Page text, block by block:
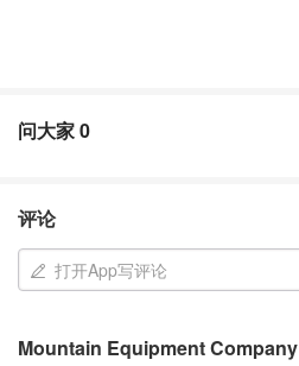
问大家0
评论
打开App写评论
Mountain Equipment Company